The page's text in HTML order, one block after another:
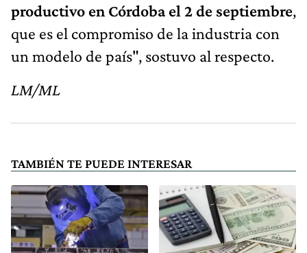
productivo en Córdoba el 2 de septiembre,
que es el compromiso de la industria con
un modelo de país", sostuvo al respecto.
LM/ML
TAMBIÉN TE PUEDE INTERESAR